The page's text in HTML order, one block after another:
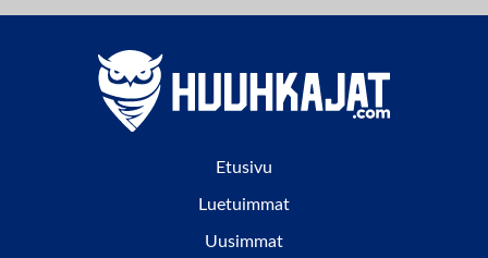
Etusivu
Luetuimmat
Uusimmat